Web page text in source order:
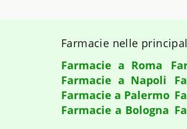
Farmacie nelle
Farmacie a Roma
Farmacie a Napoli
Farmacie a Palermo
Farmacie a Bologna